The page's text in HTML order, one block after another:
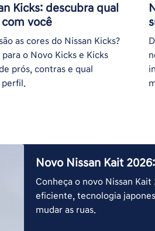
Kicks: descubra qual
você
as cores do Nissan Kicks?
o Novo Kicks e Kicks
prós, contras e qual
Novo Nissan Kait
Conheça o novo Nissan
eficiente, tecnologia
mudar as ruas.